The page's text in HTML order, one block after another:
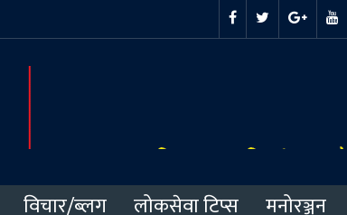
विचार/ब्लग लोकसेवा टिप्स
मनोरञ्जन